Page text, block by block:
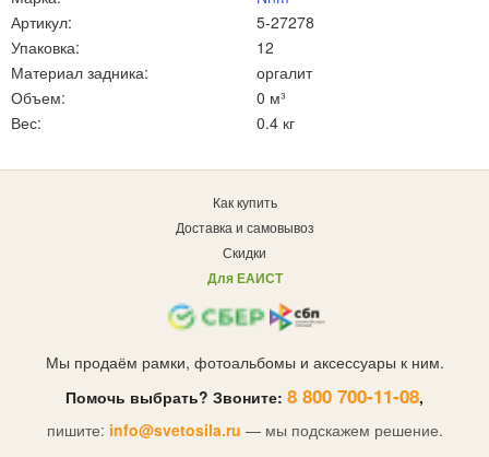
Артикул:
5-27278
Упаковка:
12
Материал задника:
оргалит
Объем:
0 м³
Вес:
0.4 кг
Как купить
Доставка и самовывоз
Скидки
Для ЕАИСТ
Мы продаём рамки, фотоальбомы и аксессуары к ним.
Помочь выбрать? Звоните: 8 800 700-11-08,
пишите: info@svetosila.ru — мы подскажем решение.